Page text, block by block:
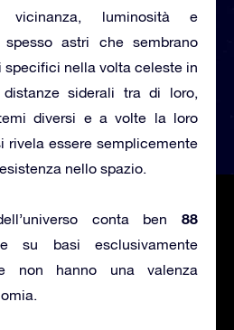
luminosità e
astri che sembrano
specifici nella volta celeste in
siderali tra di loro,
diversi e a volte la loro
rivela essere semplicemente
nello spazio.
conta ben 88
su basi esclusivamente
non hanno una valenza